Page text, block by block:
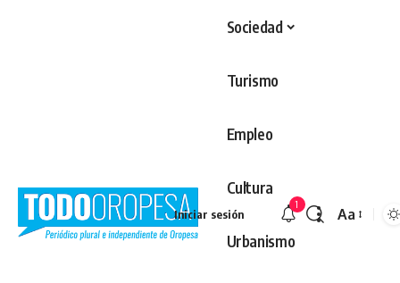
Sociedad
Turismo
Empleo
Cultura
Urbanismo
Iniciar sesión
1
Aa